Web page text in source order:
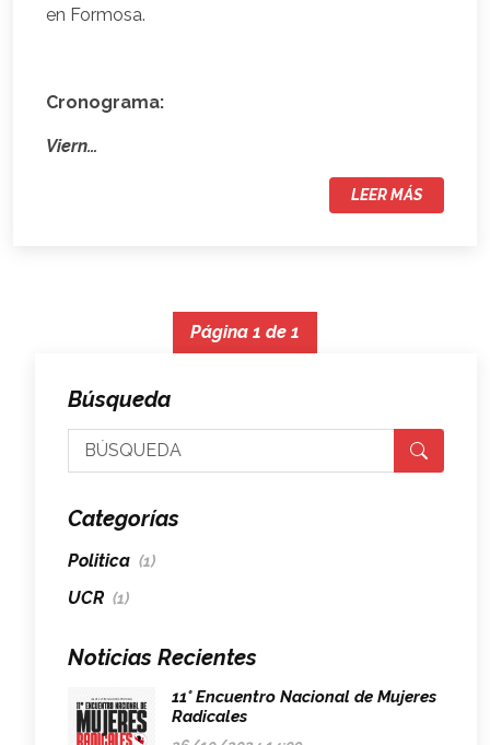
en Formosa.
Cronograma:
Viern…
LEER MÁS
Página 1 de 1
Búsqueda
Categorías
Politica (1)
UCR (1)
Noticias Recientes
11° Encuentro Nacional de Mujeres
Radicales